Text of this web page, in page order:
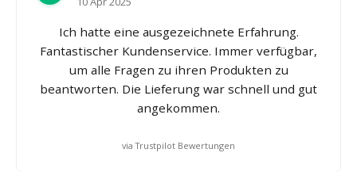
Ich hatte eine ausgezeichnete Erfahrung.
Fantastischer Kundenservice. Immer verfügbar,
um alle Fragen zu ihren Produkten zu
beantworten. Die Lieferung war schnell und gut
angekommen.
via Trustpilot Bewertungen